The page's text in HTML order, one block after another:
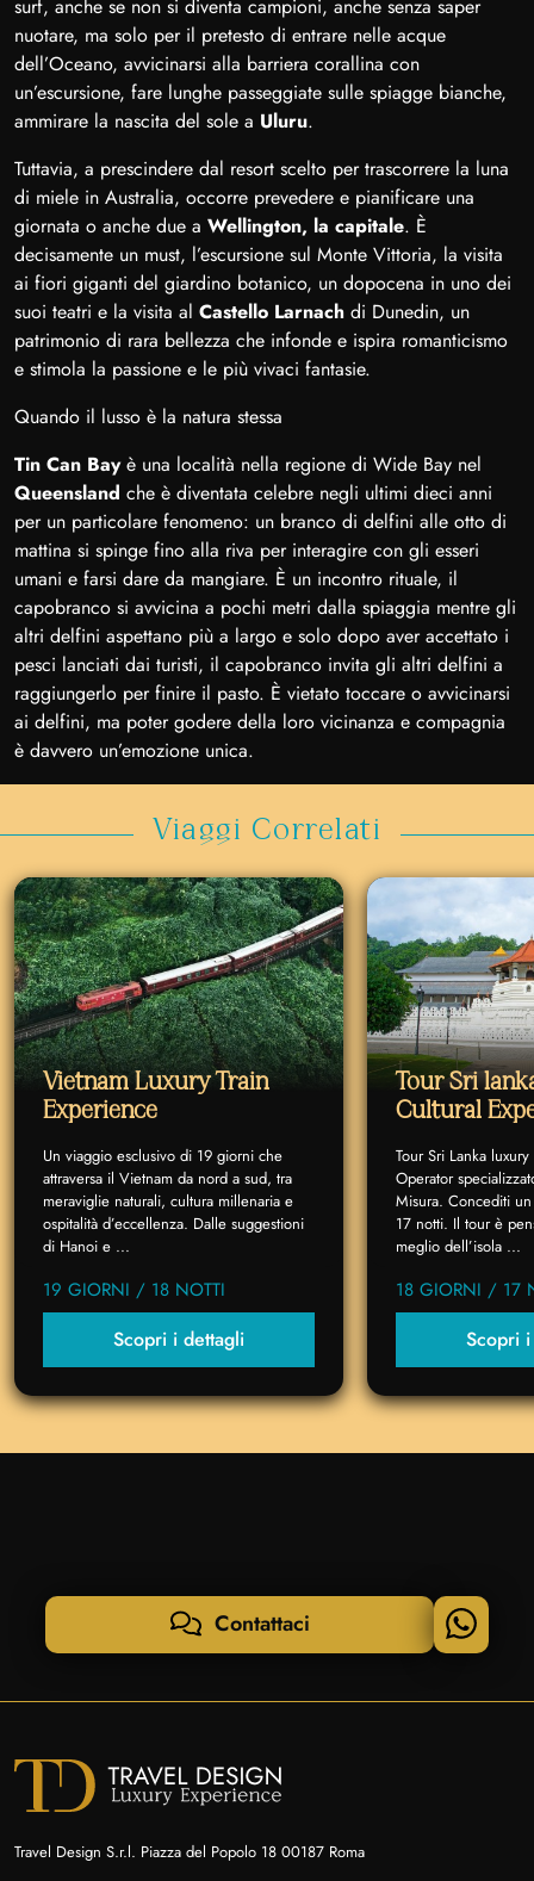
surf, anche se non si diventa campioni, anche senza saper
nuotare, ma solo per il pretesto di entrare nelle acque
dell’Oceano, avvicinarsi alla barriera corallina con
un’escursione, fare lunghe passeggiate sulle spiagge bianche,
ammirare la nascita del sole a Uluru.
Tuttavia, a prescindere dal resort scelto per trascorrere la luna
di miele in Australia, occorre prevedere e pianificare una
giornata o anche due a Wellington, la capitale. È
decisamente un must, l’escursione sul Monte Vittoria, la visita
ai fiori giganti del giardino botanico, un dopocena in uno dei
suoi teatri e la visita al Castello Larnach di Dunedin, un
patrimonio di rara bellezza che infonde e ispira romanticismo
e stimola la passione e le più vivaci fantasie.
Quando il lusso è la natura stessa
Tin Can Bayè una località nella regione di Wide Bay nel
Queensland che è diventata celebre negli ultimi dieci anni
per un particolare fenomeno: un branco di delfini alle otto di
mattina si spinge fino alla riva per interagire con gli esseri
umani e farsi dare da mangiare. È un incontro rituale, il
capobranco si avvicina a pochi metri dalla spiaggia mentre gli
altri delfini aspettano più a largo e solo dopo aver accettato i
pesci lanciati dai turisti, il capobranco invita gli altri delfini a
raggiungerlo per finire il pasto. È vietato toccare o avvicinarsi
ai delfini, ma poter godere della loro vicinanza e compagnia
è davvero un’emozione unica.
Viaggi Correlati
Vietnam Luxury Train
Experience
Un viaggio esclusivo di 19 giorni che
attraversa il Vietnam da nord a sud, tra
meraviglie naturali, cultura millenaria e
ospitalità d’eccellenza. Dalle suggestioni
di Hanoi e ...
19 GIORNI / 18 NOTTI
Scopri i dettagli
Tour Sri
Cultural
Tour Sri Lanka
Operator
Misura. Concediti
17 notti. Il tour è
meglio dell’isola ...
18 GIORNI / 17
Scopri
Contattaci
Travel Design S.r.l. Piazza del Popolo 18 00187 Roma